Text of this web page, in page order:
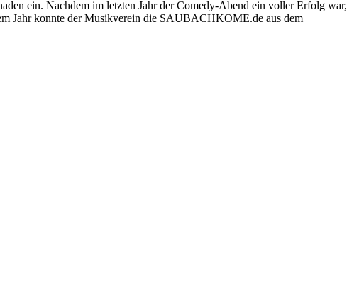
ein. Nachdem im letzten Jahr der Comedy-Abend ein voller Erfolg war,
Jahr konnte der Musikverein die SAUBACHKOME.de aus dem